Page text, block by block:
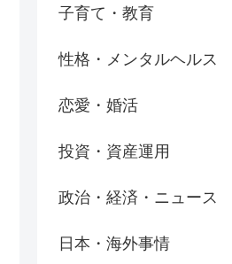
子育て・教育
性格・メンタルヘルス
恋愛・婚活
投資・資産運用
政治・経済・ニュース
日本・海外事情